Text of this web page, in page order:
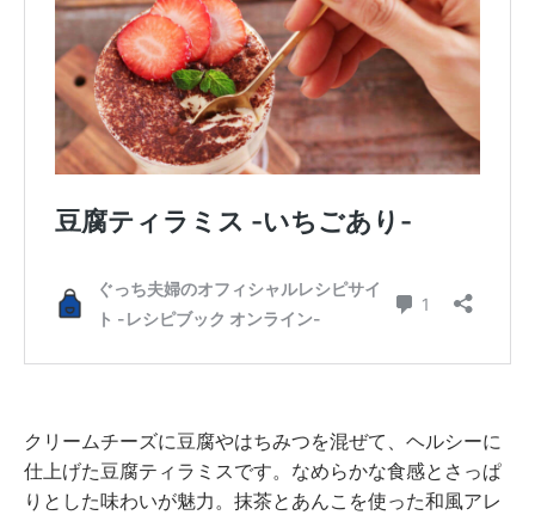
クリームチーズに豆腐やはちみつを混ぜて、ヘルシーに
仕上げた豆腐ティラミスです。なめらかな食感とさっぱ
りとした味わいが魅力。抹茶とあんこを使った和風アレ